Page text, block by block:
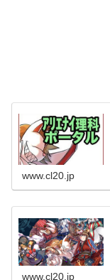
www.cl20.jp
www.cl20.jp